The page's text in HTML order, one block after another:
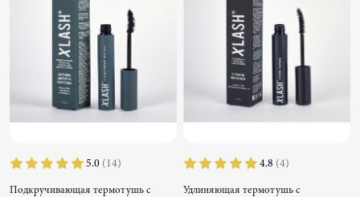
5.0 (14)
Подкручивающая термотушь с
4.8 (4)
Удлиняющая термотушь с